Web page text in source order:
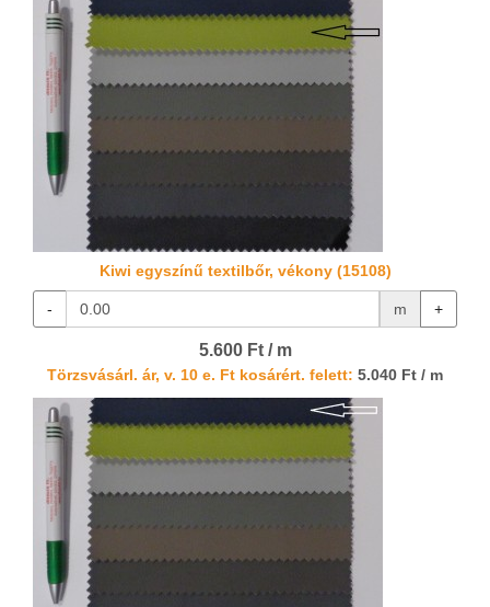
Kiwi egyszínű textilbőr, vékony (15108)
- m +
5.600 Ft / m
Törzsvásárl. ár, v. 10 e. Ft kosárért. felett: 5.040 Ft / m